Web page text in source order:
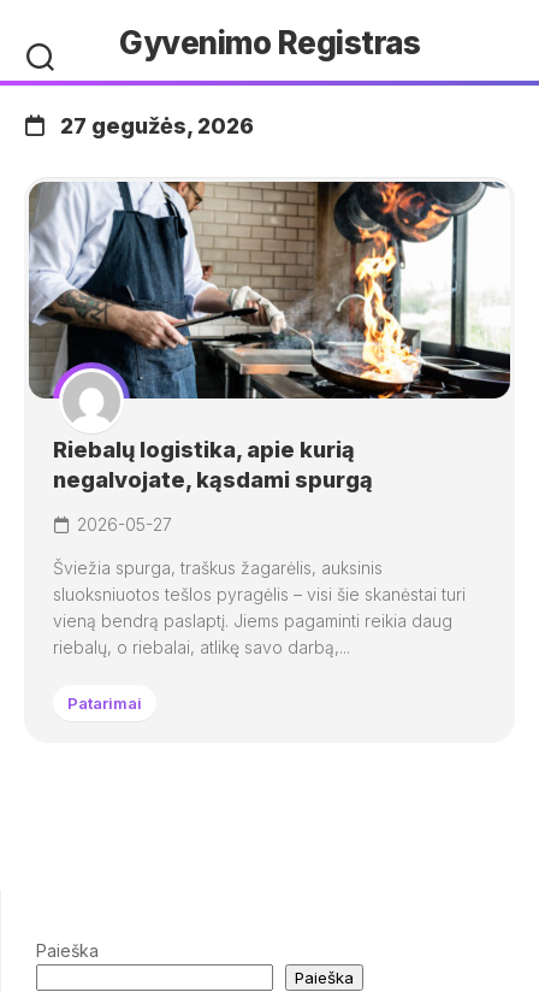
content
Gyvenimo Registras
27 gegužės, 2026
Riebalų logistika, apie kurią
negalvojate, kąsdami spurgą
2026-05-27
Šviežia spurga, traškus žagarėlis, auksinis
sluoksniuotos tešlos pyragėlis – visi šie skanėstai turi
vieną bendrą paslaptį. Jiems pagaminti reikia daug
riebalų, o riebalai, atlikę savo darbą,...
Patarimai
Paieška
Paieška